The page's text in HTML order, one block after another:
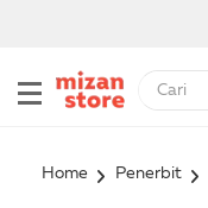
Home Penerbit